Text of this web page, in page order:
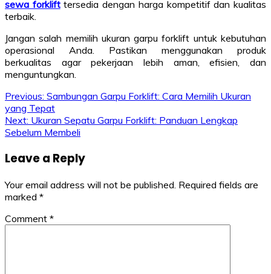
sewa forklifttersedia dengan harga kompetitif dan kualitas
terbaik.
Jangan salah memilih ukuran garpu forklift untuk kebutuhan
operasional Anda. Pastikan menggunakan produk
berkualitas agar pekerjaan lebih aman, efisien, dan
menguntungkan.
Post
navigation
Previous: Sambungan Garpu Forklift: Cara Memilih Ukuran
yang Tepat
Next: Ukuran Sepatu Garpu Forklift: Panduan Lengkap
Sebelum Membeli
Leave a Reply
Your email address will not be published. Required fields are
marked *
Comment *